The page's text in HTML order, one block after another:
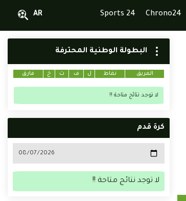
Chrono24
Sports 24
AR
البطولة الوطنية المحترفة
الفريق نقاط ل ف ت خ فارق
لا توجد نتائج متاحة !!
كرة قدم
لا توجد نتائج متاحة !!